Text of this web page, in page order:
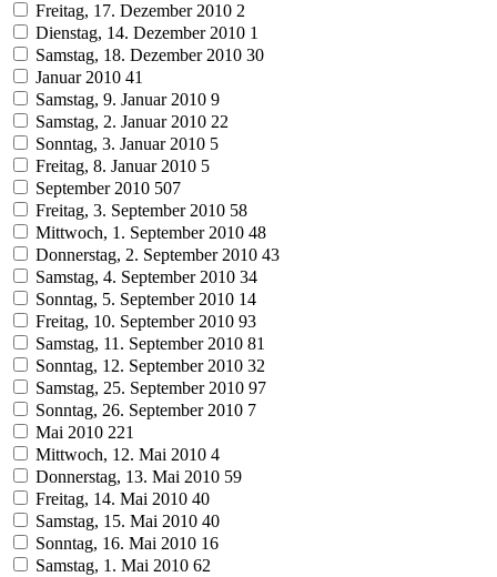
Freitag, 17. Dezember 2010 2
Dienstag, 14. Dezember 2010 1
Samstag, 18. Dezember 2010 30
Januar 2010 41
Samstag, 9. Januar 2010 9
Samstag, 2. Januar 2010 22
Sonntag, 3. Januar 2010 5
Freitag, 8. Januar 2010 5
September 2010 507
Freitag, 3. September 2010 58
Mittwoch, 1. September 2010 48
Donnerstag, 2. September 2010 43
Samstag, 4. September 2010 34
Sonntag, 5. September 2010 14
Freitag, 10. September 2010 93
Samstag, 11. September 2010 81
Sonntag, 12. September 2010 32
Samstag, 25. September 2010 97
Sonntag, 26. September 2010 7
Mai 2010 221
Mittwoch, 12. Mai 2010 4
Donnerstag, 13. Mai 2010 59
Freitag, 14. Mai 2010 40
Samstag, 15. Mai 2010 40
Sonntag, 16. Mai 2010 16
Samstag, 1. Mai 2010 62